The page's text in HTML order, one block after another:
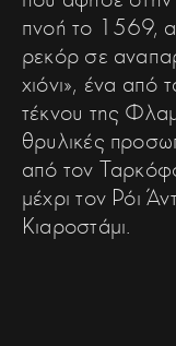
πνοή το 1569,
ρεκόρ σε
χιόνι», ένα από
τέκνου της
θρυλικές
από τον
μέχρι τον Ρόι
Κιαροστάμι.